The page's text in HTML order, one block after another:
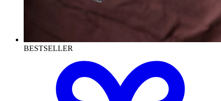
BESTSELLER